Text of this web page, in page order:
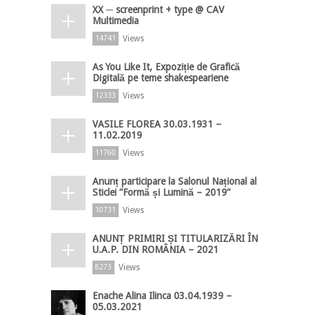
XX ─ screenprint + type @ CAV
Multimedia
14741 Views
As You Like It, Expoziție de Grafică
Digitală pe teme shakespeariene
12333 Views
VASILE FLOREA 30.03.1931 –
11.02.2019
11760 Views
Anunț participare la Salonul Național al
Sticlei ”Formă și Lumină – 2019”
10731 Views
ANUNȚ PRIMIRI ȘI TITULARIZĂRI ÎN
U.A.P. DIN ROMÂNIA – 2021
8273 Views
Enache Alina Ilinca 03.04.1939 –
05.03.2021